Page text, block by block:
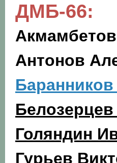
ДМБ-66:
Антонов
Голяндин
Гурьев